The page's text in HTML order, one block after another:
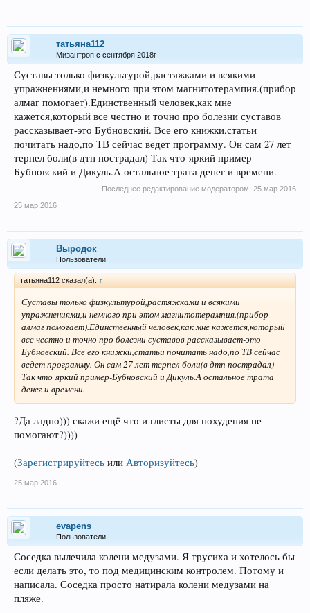
татьяна112
Мизантроп с сентября 2018г
Суставы только физкультурой,растяжками и всякими
упражнениями,и немного при этом магнитотерампия.(прибор
алмаг помогает).Единственный человек,как мне
кажется,который все честно и точно про болезни суставов
рассказывает-это Бубновский. Все его книжки,статьи
почитать надо,по ТВ сейчас ведет программу. Он сам 27 лет
терпел боли(в дтп пострадал) Так что яркий пример-
Бубновский и Дикуль.А остальное трата денег и времени.
Последнее редактирование модератором: 25 мар 2016
25 мар 2016
Выродок
Пользователи
татьяна112 сказал(а): ↑
Суставы только физкультурой,растяжками и всякими
упражнениями,и немного при этом магнитотерампия.(прибор
алмаг помогает).Единственный человек,как мне кажется,который
все честно и точно про болезни суставов рассказывает-это
Бубновский. Все его книжки,статьи почитать надо,по ТВ сейчас
ведет программу. Он сам 27 лет терпел боли(в дтп пострадал)
Так что яркий пример-Бубновский и Дикуль.А остальное трата
денег и времени.
?Да ладно))) скажи ещё что и глисты для похудения не
помогают?))))
(Зарегистрируйтесь или Авторизуйтесь)
25 мар 2016
evapens
Пользователи
Соседка вылечила колени медузами. Я трусиха и хотелось бы
если делать это, то под медицинским контролем. Потому и
написала. Соседка просто натирала колени медузами на
пляже.